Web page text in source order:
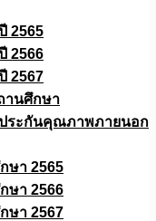
2565
2566
2567
านศึกษา
ประกันคุณภาพภายนอก
ษา 2565
ษา 2566
ษา 2567